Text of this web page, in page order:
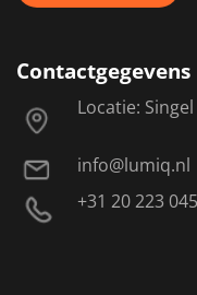
Contactgegevens
Locatie:
info@lumiq.nl
+31 20 223